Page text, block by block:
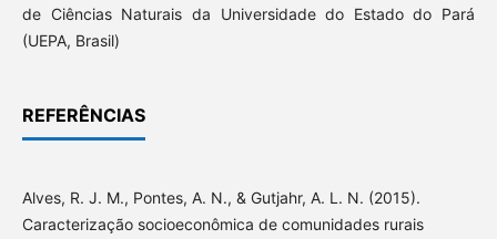
de Ciências Naturais da Universidade do Estado do Pará
(UEPA, Brasil)
REFERÊNCIAS
Alves, R. J. M., Pontes, A. N., & Gutjahr, A. L. N. (2015).
Caracterização socioeconômica de comunidades rurais